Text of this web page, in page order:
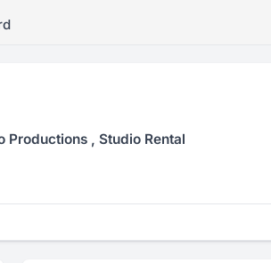
Productions , Studio Rental